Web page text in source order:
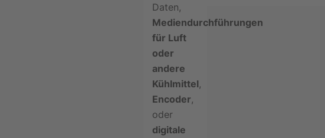
Daten,
Mediendurchführungen
für Luft
oder
andere
Kühlmittel,
Encoder,
oder
digitale